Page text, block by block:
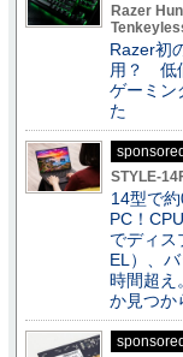
Razer
Razer初
用？ 低
ゲーミン
た
sponsored
STYLE-
14型で
PC！
でディス
EL）、
時間超え
か見つか
sponsored